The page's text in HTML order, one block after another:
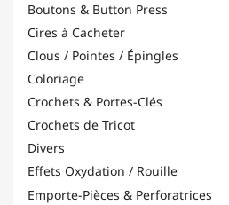
Boutons & Button Press
Cires à Cacheter
Clous / Pointes / Épingles
Coloriage
Crochets & Portes-Clés
Crochets de Tricot
Divers
Effets Oxydation / Rouille
Emporte-Pièces & Perforatrices